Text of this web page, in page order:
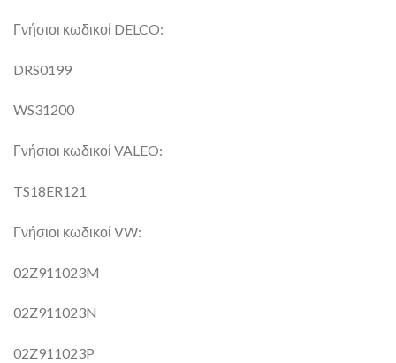
Γνήσιοι κωδικοί DELCO:
DRS0199
WS31200
Γνήσιοι κωδικοί VALEO:
TS18ER121
Γνήσιοι κωδικοί VW:
02Z911023M
02Z911023N
02Z911023P